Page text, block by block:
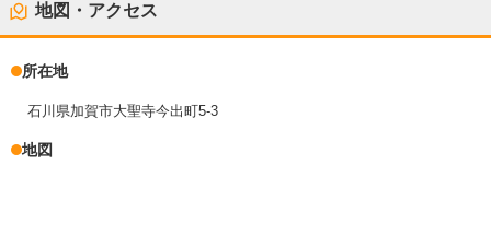
地図・アクセス
所在地
石川県加賀市大聖寺今出町5-3
地図